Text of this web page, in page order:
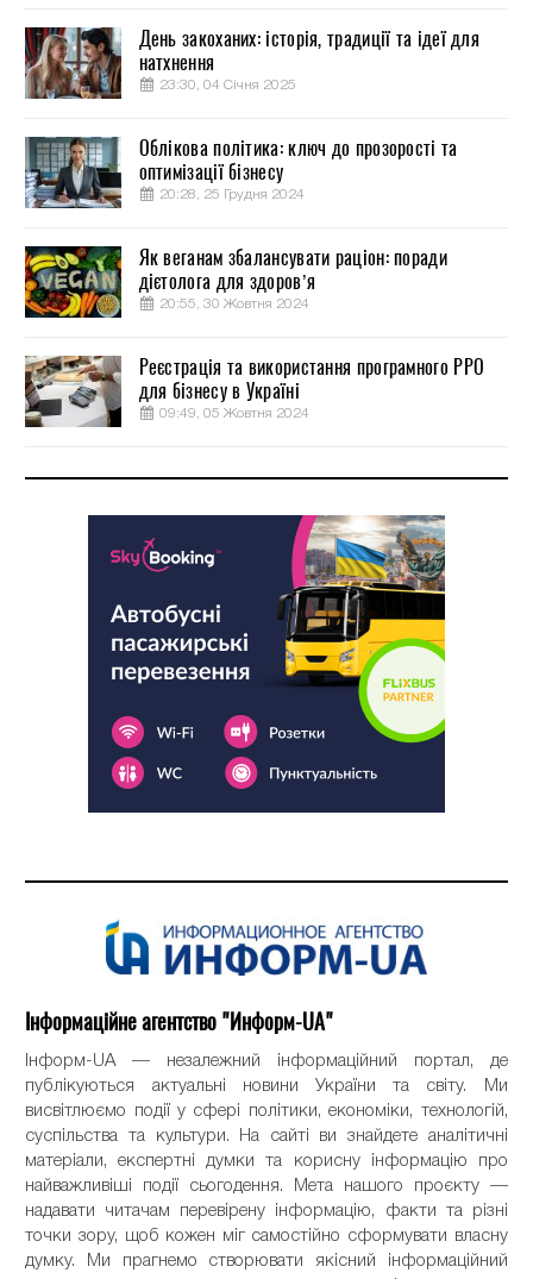
День закоханих: історія, традиції та ідеї для
натхнення
23:30, 04 Січня 2025
Облікова політика: ключ до прозорості та
оптимізації бізнесу
20:28, 25 Грудня 2024
Як веганам збалансувати раціон: поради
дієтолога для здоров’я
20:55, 30 Жовтня 2024
Реєстрація та використання програмного РРО
для бізнесу в Україні
09:49, 05 Жовтня 2024
Інформаційне агентство "Информ-UA"
Інформ-UA — незалежний інформаційний портал, де
публікуються актуальні новини України та світу. Ми
висвітлюємо події у сфері політики, економіки, технологій,
суспільства та культури. На сайті ви знайдете аналітичні
матеріали, експертні думки та корисну інформацію про
найважливіші події сьогодення. Мета нашого проєкту —
надавати читачам перевірену інформацію, факти та різні
точки зору, щоб кожен міг самостійно сформувати власну
думку. Ми прагнемо створювати якісний інформаційний